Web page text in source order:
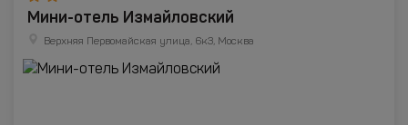
Мини-отель Измайловский
Верхняя Первомайская улица, 6к3, Москва